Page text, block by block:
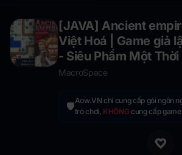
[JAVA] Ancient
Việt Hoá | Game giả
- Siêu Phẩm Một Thời
MacroSpace
🛡️Aow.VN chỉ cung cấp gói ngôn
trò chơi, KHÔNGcung cấp game